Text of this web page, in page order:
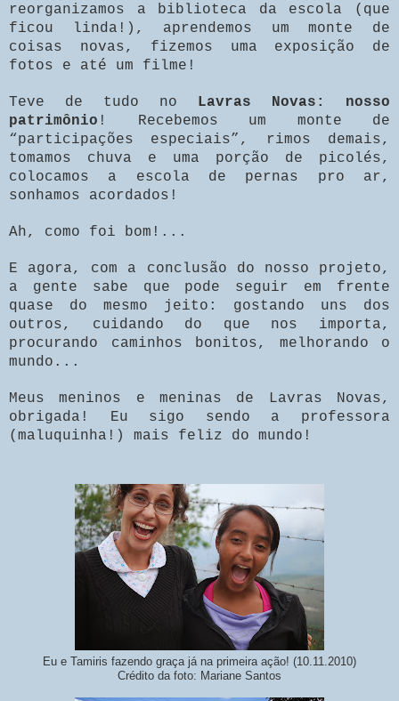
reorganizamos a biblioteca da escola (que
ficou linda!), aprendemos um monte de
coisas novas, fizemos uma exposição de
fotos e até um filme!
Teve de tudo no Lavras Novas: nosso
patrimônio ! Recebemos um monte de
“participações especiais”, rimos demais,
tomamos chuva e uma porção de picolés,
colocamos a escola de pernas pro ar,
sonhamos acordados!
Ah, como foi bom!...
E agora, com a conclusão do nosso projeto,
a gente sabe que pode seguir em frente
quase do mesmo jeito: gostando uns dos
outros, cuidando do que nos importa,
procurando caminhos bonitos, melhorando o
mundo...
Meus meninos e meninas de Lavras Novas,
obrigada! Eu sigo sendo a professora
(maluquinha!) mais feliz do mundo!
Eu e Tamiris fazendo graça já na primeira ação! (10.11.2010)
Crédito da foto: Mariane Santos